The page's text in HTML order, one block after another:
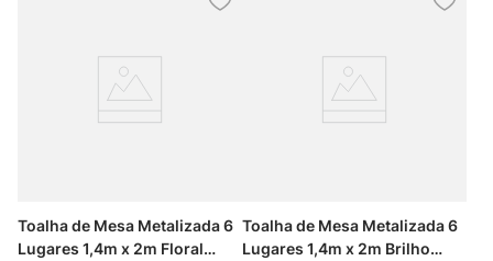
Toalha de Mesa Metalizada 6
Lugares 1,4m x 2m Floral
Toalha de Mesa Metalizada 6
Lugares 1,4m x 2m Brilho